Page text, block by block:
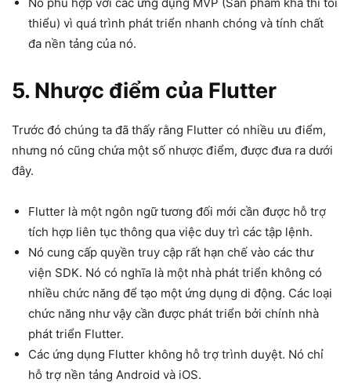
thiểu) vì quá trình phát triển nhanh chóng và tính chất
đa nền tảng của nó.
5. Nhược điểm của Flutter
Trước đó chúng ta đã thấy rằng Flutter có nhiều ưu điểm,
nhưng nó cũng chứa một số nhược điểm, được đưa ra dưới
đây.
Flutter là một ngôn ngữ tương đối mới cần được hỗ trợ
tích hợp liên tục thông qua việc duy trì các tập lệnh.
Nó cung cấp quyền truy cập rất hạn chế vào các thư
viện SDK. Nó có nghĩa là một nhà phát triển không có
nhiều chức năng để tạo một ứng dụng di động. Các loại
chức năng như vậy cần được phát triển bởi chính nhà
phát triển Flutter.
Các ứng dụng Flutter không hỗ trợ trình duyệt. Nó chỉ
hỗ trợ nền tảng Android và iOS.